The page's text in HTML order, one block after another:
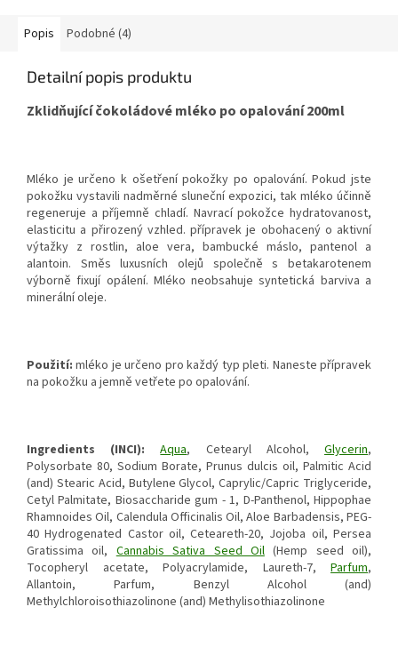
Popis Podobné (4)
Detailní popis produktu
Zklidňující čokoládové mléko po opalování 200ml
Mléko je určeno k ošetření pokožky po opalování. Pokud jste
pokožku vystavili nadměrné sluneční expozici, tak mléko účinně
regeneruje a příjemně chladí. Navrací pokožce hydratovanost,
elasticitu a přirozený vzhled. přípravek je obohacený o aktivní
výtažky z rostlin, aloe vera, bambucké máslo, pantenol a
alantoin. Směs luxusních olejů společně s betakarotenem
výborně fixují opálení. Mléko neobsahuje syntetická barviva a
minerální oleje.
Použití:mléko je určeno pro každý typ pleti. Naneste přípravek
na pokožku a jemně vetřete po opalování.
Ingredients (INCI): Aqua, Cetearyl Alcohol,Glycerin,
Polysorbate 80, Sodium Borate, Prunus dulcis oil, Palmitic Acid
(and) Stearic Acid, Butylene Glycol, Caprylic/Capric Triglyceride,
Cetyl Palmitate, Biosaccharide gum - 1, D-Panthenol, Hippophae
Rhamnoides Oil, Calendula Officinalis Oil, Aloe Barbadensis, PEG-
40 Hydrogenated Castor oil, Ceteareth-20, Jojoba oil, Persea
Gratissima oil,Cannabis Sativa Seed Oil(Hemp seed oil),
Tocopheryl acetate, Polyacrylamide, Laureth-7, Parfum,
Allantoin, Parfum, Benzyl Alcohol (and)
Methylchloroisothiazolinone (and) Methylisothiazolinone